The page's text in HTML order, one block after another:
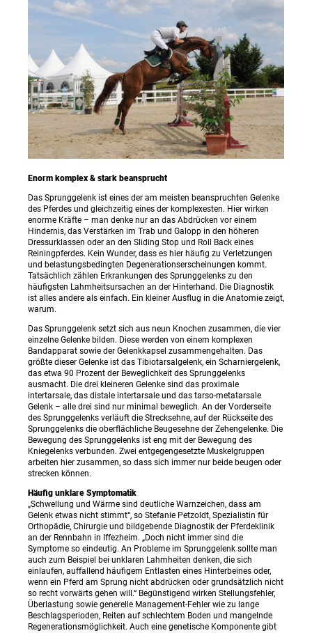
Enorm komplex & stark beansprucht
Das Sprunggelenk ist eines der am meisten beanspruchten Gelenke
des Pferdes und gleichzeitig eines der komplexesten. Hier wirken
enorme Kräfte – man denke nur an das Abdrücken vor einem
Hindernis, das Verstärken im Trab und Galopp in den höheren
Dressurklassen oder an den Sliding Stop und Roll Back eines
Reiningpferdes. Kein Wunder, dass es hier häufig zu Verletzungen
und belastungsbedingten Degenerationserscheinungen kommt.
Tatsächlich zählen Erkrankungen des Sprunggelenks zu den
häufigsten Lahmheitsursachen an der Hinterhand. Die Diagnostik
ist alles andere als einfach. Ein kleiner Ausflug in die Anatomie zeigt,
warum.
Das Sprunggelenk setzt sich aus neun Knochen zusammen, die vier
einzelne Gelenke bilden. Diese werden von einem komplexen
Bandapparat sowie der Gelenkkapsel zusammengehalten. Das
größte dieser Gelenke ist das Tibiotarsalgelenk, ein Scharniergelenk,
das etwa 90 Prozent der Beweglichkeit des Sprunggelenks
ausmacht. Die drei kleineren Gelenke sind das proximale
intertarsale, das distale intertarsale und das tarso-metatarsale
Gelenk – alle drei sind nur minimal beweglich. An der Vorderseite
des Sprunggelenks verläuft die Strecksehne, auf der Rückseite des
Sprunggelenks die oberflächliche Beugesehne der Zehengelenke. Die
Bewegung des Sprunggelenks ist eng mit der Bewegung des
Kniegelenks verbunden. Zwei entgegengesetzte Muskelgruppen
arbeiten hier zusammen, so dass sich immer nur beide beugen oder
strecken können.
Häufig unklare Symptomatik
„Schwellung und Wärme sind deutliche Warnzeichen, dass am
Gelenk etwas nicht stimmt“, so Stefanie Petzoldt, Spezialistin für
Orthopädie, Chirurgie und bildgebende Diagnostik der Pferdeklinik
an der Rennbahn in Iffezheim. „Doch nicht immer sind die
Symptome so eindeutig. An Probleme im Sprunggelenk sollte man
auch zum Beispiel bei unklaren Lahmheiten denken, die sich
einlaufen, auffallend häufigem Entlasten eines Hinterbeines oder,
wenn ein Pferd am Sprung nicht abdrücken oder grundsätzlich nicht
so recht vorwärts gehen will.“ Begünstigend wirken Stellungsfehler,
Überlastung sowie generelle Management-Fehler wie zu lange
Beschlagsperioden, Reiten auf schlechtem Boden und mangelnde
Regenerationsmöglichkeit. Auch eine genetische Komponente gibt